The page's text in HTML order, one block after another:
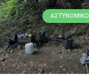
ΑΣΤΥΝΟΜΙΚΌ